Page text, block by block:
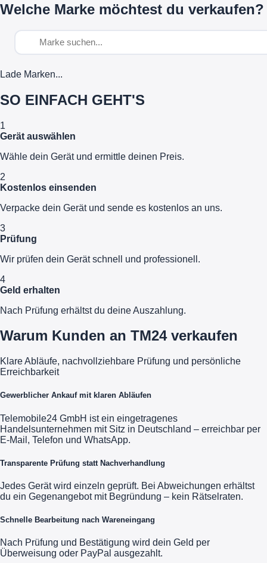
Welche Marke möchtest du verkaufen?
Lade Marken...
SO EINFACH GEHT'S
1
Gerät auswählen
Wähle dein Gerät und ermittle deinen Preis.
2
Kostenlos einsenden
Verpacke dein Gerät und sende es kostenlos an uns.
3
Prüfung
Wir prüfen dein Gerät schnell und professionell.
4
Geld erhalten
Nach Prüfung erhältst du deine Auszahlung.
Warum Kunden an TM24 verkaufen
Klare Abläufe, nachvollziehbare Prüfung und persönliche
Erreichbarkeit
Gewerblicher Ankauf mit klaren Abläufen
Telemobile24 GmbH ist ein eingetragenes
Handelsunternehmen mit Sitz in Deutschland – erreichbar per
E-Mail, Telefon und WhatsApp.
Transparente Prüfung statt Nachverhandlung
Jedes Gerät wird einzeln geprüft. Bei Abweichungen erhältst
du ein Gegenangebot mit Begründung – kein Rätselraten.
Schnelle Bearbeitung nach Wareneingang
Nach Prüfung und Bestätigung wird dein Geld per
Überweisung oder PayPal ausgezahlt.